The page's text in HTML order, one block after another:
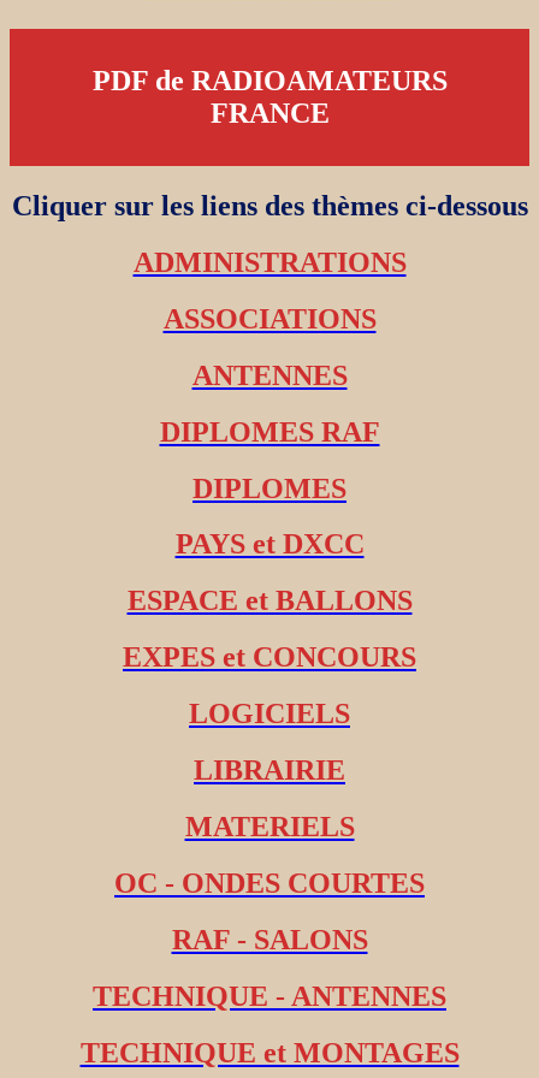
PDF de RADIOAMATEURS
FRANCE
Cliquer sur les liens des thèmes ci-dessous
ADMINISTRATIONS
ASSOCIATIONS
ANTENNES
DIPLOMES RAF
DIPLOMES
PAYS et DXCC
ESPACE et BALLONS
EXPES et CONCOURS
LOGICIELS
LIBRAIRIE
MATERIELS
OC - ONDES COURTES
RAF - SALONS
TECHNIQUE - ANTENNES
TECHNIQUE et MONTAGES